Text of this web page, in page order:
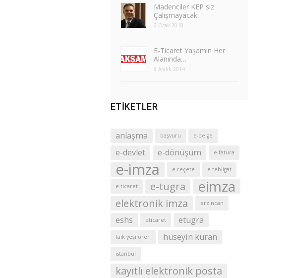
Madenciler KEP siz
Çalışmayacak
2 Ocak 2018
E-Ticaret Yaşamın Her
Alanında…
8 Aralık 2014
ETIKETLER
anlaşma başvuru e-belge
e-devlet e-dönüşüm e-fatura
e-imza e-reçete e-tebligat
e-ticaret e-tugra eimza
elektronik imza erzincan
eshs eticaret etugra
faik yeşilören hüseyin kuran
istanbul
kayıtlı elektronik posta